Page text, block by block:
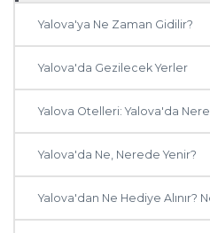
Yalova'ya Ne Zaman Gidilir?
Yalova'da Gezilecek Yerler
Yalova Otelleri: Yalova'da
Yalova'da Ne, Nerede Yenir?
Yalova'dan Ne Hediye Alınır?